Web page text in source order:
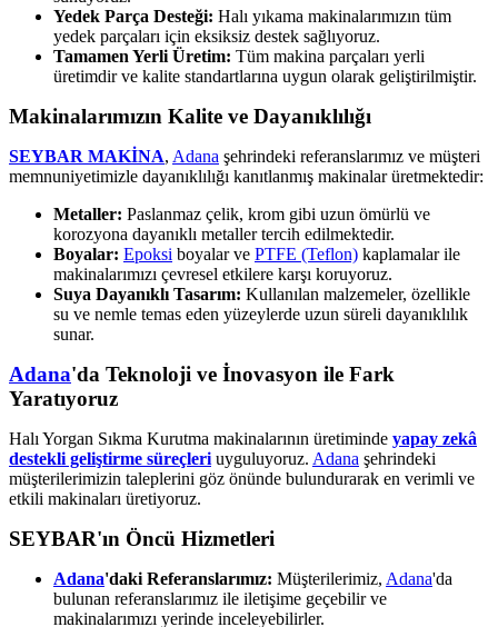
Yedek Parça Desteği: Halı yıkama makinalarımızın tüm
yedek parçaları için eksiksiz destek sağlıyoruz.
Tamamen Yerli Üretim: Tüm makina parçaları yerli
üretimdir ve kalite standartlarına uygun olarak geliştirilmiştir.
Makinalarımızın Kalite ve Dayanıklılığı
SEYBAR MAKİNA, Adana şehrindeki referanslarımız ve müşteri
memnuniyetimizle dayanıklılığı kanıtlanmış makinalar üretmektedir:
Metaller: Paslanmaz çelik, krom gibi uzun ömürlü ve
korozyona dayanıklı metaller tercih edilmektedir.
Boyalar: Epoksi boyalar ve PTFE (Teflon) kaplamalar ile
makinalarımızı çevresel etkilere karşı koruyoruz.
Suya Dayanıklı Tasarım: Kullanılan malzemeler, özellikle
su ve nemle temas eden yüzeylerde uzun süreli dayanıklılık
sunar.
Adana'da Teknoloji ve İnovasyon ile Fark
Yaratıyoruz
Halı Yorgan Sıkma Kurutma makinalarının üretiminde yapay zekâ
destekli geliştirme süreçleri uyguluyoruz. Adana şehrindeki
müşterilerimizin taleplerini göz önünde bulundurarak en verimli ve
etkili makinaları üretiyoruz.
SEYBAR'ın Öncü Hizmetleri
Adana'daki Referanslarımız: Müşterilerimiz, Adana'da
bulunan referanslarımız ile iletişime geçebilir ve
makinalarımızı yerinde inceleyebilirler.